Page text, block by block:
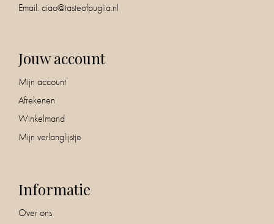
Email: ciao@tasteofpuglia.nl
Jouw account
Mijn account
Afrekenen
Winkelmand
Mijn verlanglijstje
Informatie
Over ons